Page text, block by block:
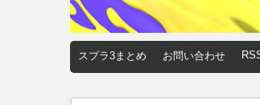
スプラ3まとめ お問い合わせ